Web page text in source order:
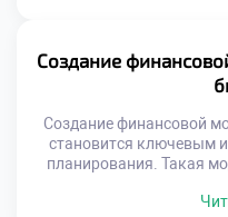
первый план
Создание
Создание финансовой
становится ключевым
планирования. Такая
возможные риски. Она